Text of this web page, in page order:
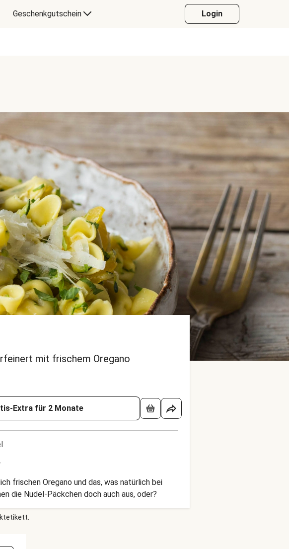
Geschenkgutschein Login
mit frischem Oregano
Extra für 2 Monate
frischen Oregano und das, was natürlich bei
die Nudel-Päckchen doch auch aus, oder?